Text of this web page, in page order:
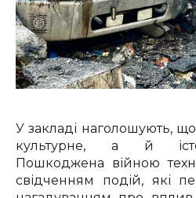
У закладі наголошують,
культурне, а й
Пошкоджена війною
свідченням подій, які